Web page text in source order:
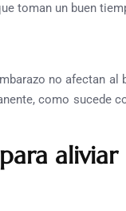
toman un buen
no afectan al
como sucede
aliviar